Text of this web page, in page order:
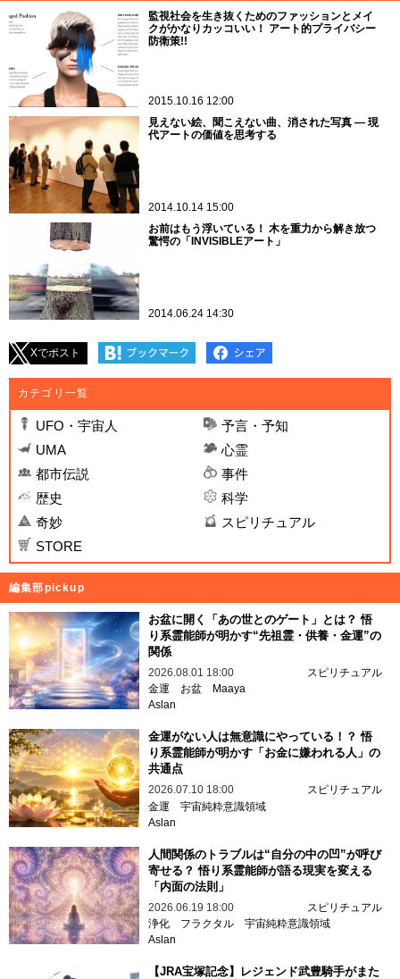
監視社会を生き抜くためのファッションとメイ
クがかなりカッコいい！ アート的プライバシー
防衛策!!
2015.10.16 12:00
見えない絵、聞こえない曲、消された写真 ― 現
代アートの価値を思考する
2014.10.14 15:00
お前はもう浮いている！ 木を重力から解き放つ
驚愕の「INVISIBLEアート」
2014.06.24 14:30
Xでポスト
カテゴリ一覧
UFO・宇宙人
予言・予知
UMA
心霊
都市伝説
事件
歴史
科学
奇妙
スピリチュアル
STORE
編集部pickup
お盆に開く「あの世とのゲート」とは？ 悟
り系霊能師が明かす“先祖霊・供養・金運”の
関係
2026.08.01 18:00
スピリチュアル
金運
お盆
Maaya
Aslan
金運がない人は無意識にやっている！？ 悟
り系霊能師が明かす「お金に嫌われる人」の
共通点
2026.07.10 18:00
スピリチュアル
金運 宇宙純粋意識領域
Aslan
人間関係のトラブルは“自分の中の凹”が呼び
寄せる？ 悟り系霊能師が語る現実を変える
「内面の法則」
2026.06.19 18:00
スピリチュアル
浄化
フラクタル 宇宙純粋意識領域
Aslan
【JRA宝塚記念】レジェンド武豊騎手がまた